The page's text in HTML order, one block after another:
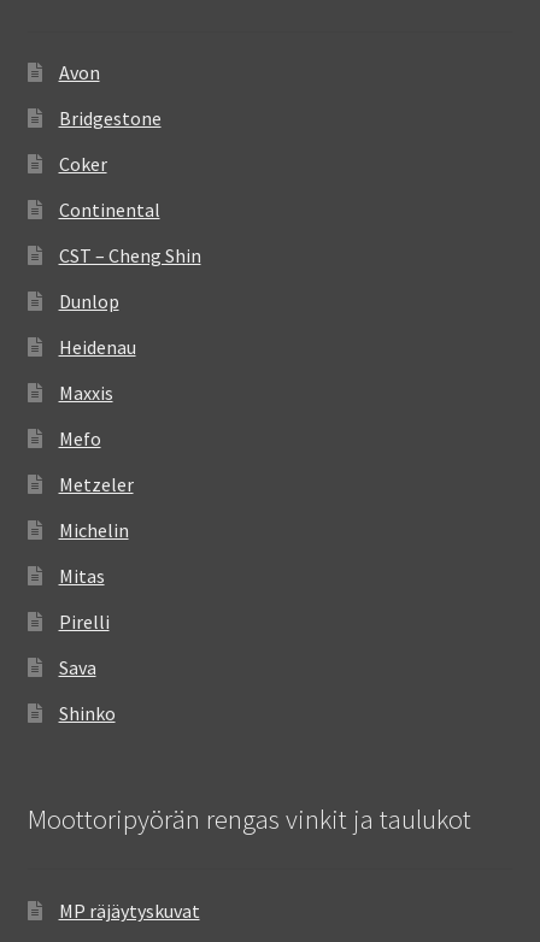
Avon
Bridgestone
Coker
Continental
CST – Cheng Shin
Dunlop
Heidenau
Maxxis
Mefo
Metzeler
Michelin
Mitas
Pirelli
Sava
Shinko
Moottoripyörän rengas vinkit ja taulukot
MP räjäytyskuvat